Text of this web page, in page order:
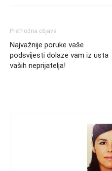
Prethodna objava
Najvažnije poruke vaše
podsvijesti dolaze vam iz usta
vaših neprijatelja!